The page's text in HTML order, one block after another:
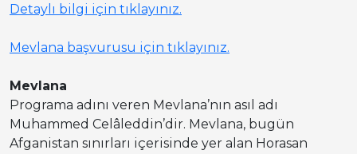
Detaylı bilgi için tıklayınız.
Mevlana başvurusu için tıklayınız.
Mevlana
Programa adını veren Mevlana’nın asıl adı
Muhammed Celâleddin’dir. Mevlana, bugün
Afganistan sınırları içerisinde yer alan Horasan